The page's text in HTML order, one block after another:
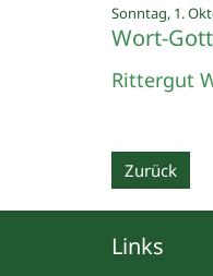
Sonntag, 1.
Wort-
Rittergut
Zurück
Links